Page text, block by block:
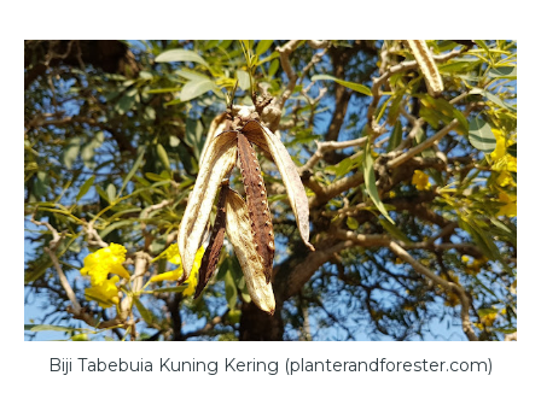
Biji Tabebuia Kuning Kering (planterandforester.com)